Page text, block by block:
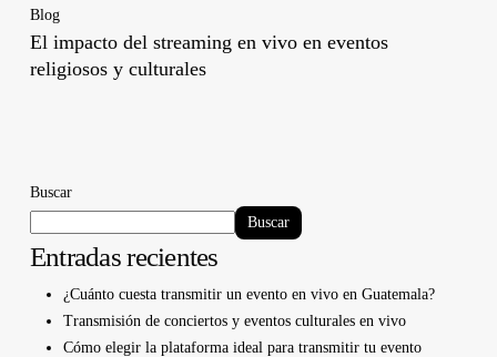
Blog
El impacto del streaming en vivo en eventos
religiosos y culturales
Buscar
Buscar
Entradas recientes
¿Cuánto cuesta transmitir un evento en vivo en Guatemala?
Transmisión de conciertos y eventos culturales en vivo
Cómo elegir la plataforma ideal para transmitir tu evento